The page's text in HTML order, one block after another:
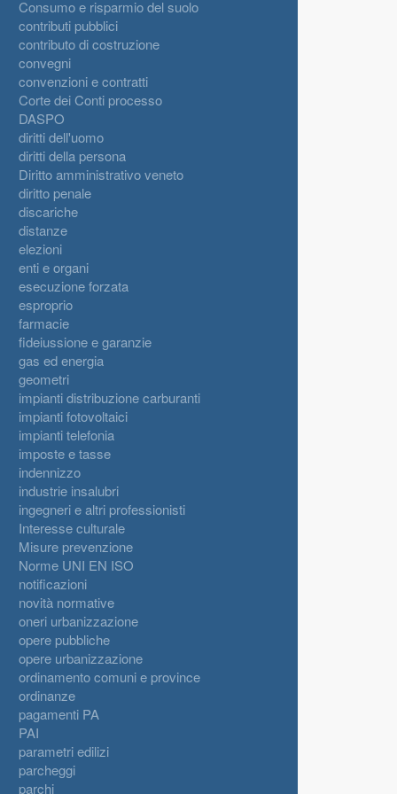
Consumo e risparmio del suolo
contributi pubblici
contributo di costruzione
convegni
convenzioni e contratti
Corte dei Conti processo
DASPO
diritti dell'uomo
diritti della persona
Diritto amministrativo veneto
diritto penale
discariche
distanze
elezioni
enti e organi
esecuzione forzata
esproprio
farmacie
fideiussione e garanzie
gas ed energia
geometri
impianti distribuzione carburanti
impianti fotovoltaici
impianti telefonia
imposte e tasse
indennizzo
industrie insalubri
ingegneri e altri professionisti
Interesse culturale
Misure prevenzione
Norme UNI EN ISO
notificazioni
novità normative
oneri urbanizzazione
opere pubbliche
opere urbanizzazione
ordinamento comuni e province
ordinanze
pagamenti PA
PAI
parametri edilizi
parcheggi
parchi